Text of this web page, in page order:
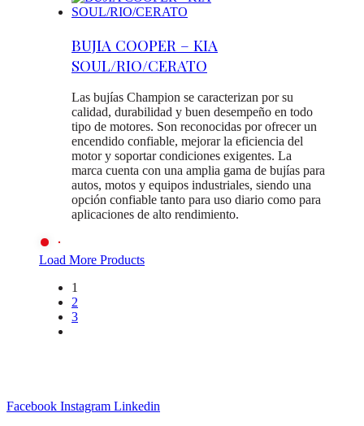
BUJIA COOPER – KIA
SOUL/RIO/CERATO
Las bujías Champion se caracterizan por su
calidad, durabilidad y buen desempeño en todo
tipo de motores. Son reconocidas por ofrecer un
encendido confiable, mejorar la eficiencia del
motor y soportar condiciones exigentes. La
marca cuenta con una amplia gama de bujías para
autos, motos y equipos industriales, siendo una
opción confiable tanto para uso diario como para
aplicaciones de alto rendimiento.
Load More Products
1
2
3
Facebook Instagram Linkedin